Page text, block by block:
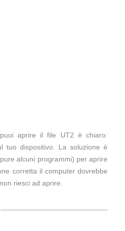
aprire il file UT2 è chiaro:
tuo dispositivo. La soluzione è
alcuni programmi) per aprire
corretta il computer dovrebbe
riesci ad aprire.